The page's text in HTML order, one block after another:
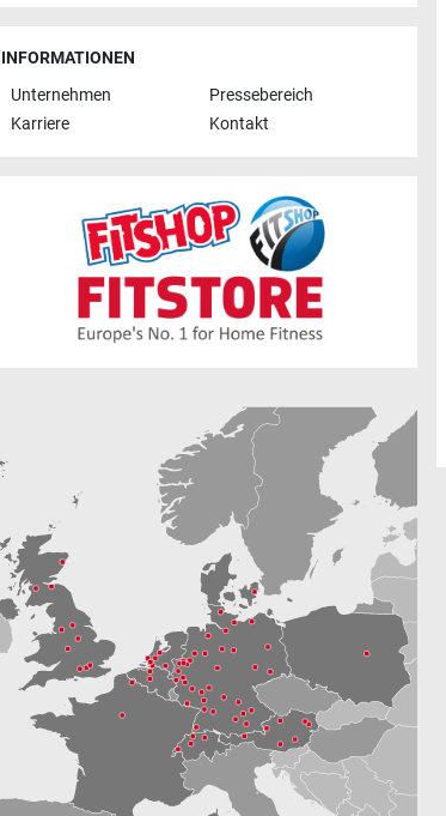
INFORMATIONEN
Unternehmen
Pressebereich
Karriere
Kontakt